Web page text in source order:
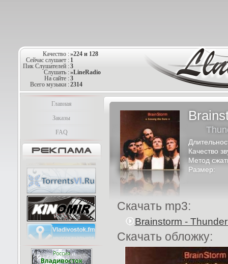
Качество :»224 и 128
Сейчас слушает : 1
Пик Слушателей :3
Слушать :»LineRadio
На сайте :3
Всего музыки :2314
Главная
Заказы
FAQ
Качество
Метод
Размер:
Скачать mp3:
Brainstorm -
Скачать обложку: